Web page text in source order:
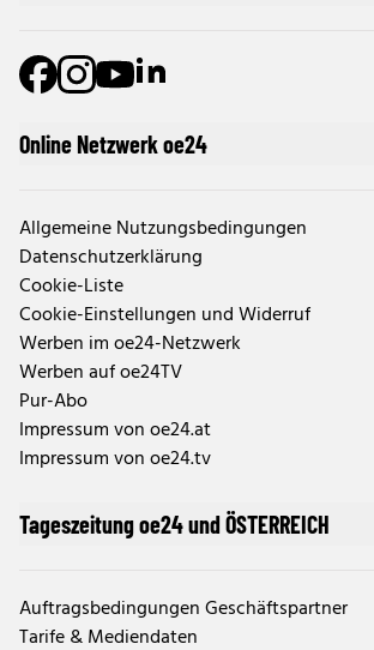
Online Netzwerk oe24
Allgemeine Nutzungsbedingungen
Datenschutzerklärung
Cookie-Liste
Cookie-Einstellungen und Widerruf
Werben im oe24-Netzwerk
Werben auf oe24TV
Pur-Abo
Impressum von oe24.at
Impressum von oe24.tv
Tageszeitung oe24 und ÖSTERREICH
Auftragsbedingungen Geschäftspartner
Tarife & Mediendaten